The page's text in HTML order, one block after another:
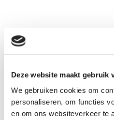
Deze website maakt gebruik
We gebruiken cookies om
personaliseren, om functies
en om ons websiteverkeer te
2500
6 V NiCd
€ 33,95
Inclusief BTW: € 41,08
Aantal